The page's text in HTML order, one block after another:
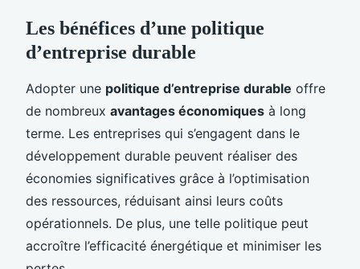
Les bénéfices d’une politique
d’entreprise durable
Adopter une politique d’entreprise durable offre
de nombreux avantages économiques à long
terme. Les entreprises qui s’engagent dans le
développement durable peuvent réaliser des
économies significatives grâce à l’optimisation
des ressources, réduisant ainsi leurs coûts
opérationnels. De plus, une telle politique peut
accroître l’efficacité énergétique et minimiser les